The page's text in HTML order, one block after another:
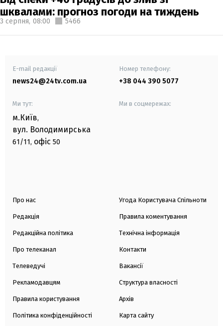
шквалами: прогноз погоди на тиждень
3 серпня, 08:00 5466
E-mail редакції
news24@24tv.com.ua
Номер телефону:
+38 044 390 5077
Ми тут:
м.Київ,
вул. Володимирська
61/11, офіс 50
Ми в соцмережах:
Про нас
Редакція
Редакційна політика
Про телеканал
Телеведучі
Рекламодавцям
Правила користування
Політика конфіденційності
Угода Користувача Спільноти
Правила коментування
Технічна інформація
Контакти
Вакансії
Структура власності
Архів
Карта сайту